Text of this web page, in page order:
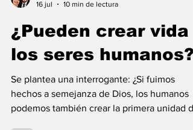
Maria Mercedes y Vladimir Gessen
10 min de lectura
¿Pueden crear vida
los seres humanos?